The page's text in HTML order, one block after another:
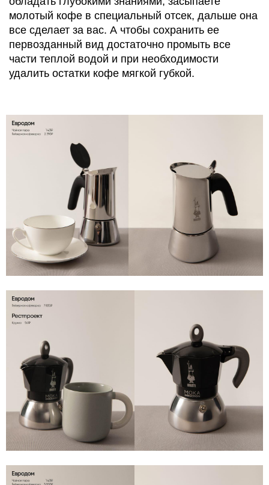
молотый кофе в специальный отсек, дальше она
все сделает за вас. А чтобы сохранить ее
первозданный вид достаточно промыть все
части теплой водой и при необходимости
удалить остатки кофе мягкой губкой.